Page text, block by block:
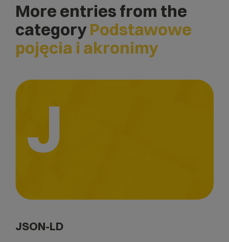
More entries from the
categoryPodstawowe
pojęcia i akronimy
J
JSON-LD